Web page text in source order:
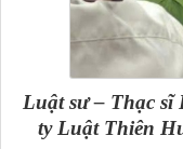
Luật sư – Thạc sĩ
ty Luật Thiên